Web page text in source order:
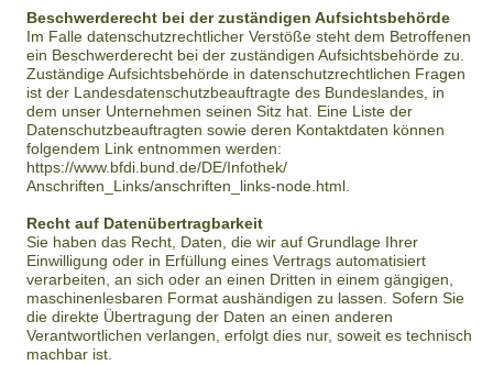
Beschwerderecht bei der zuständigen Aufsichtsbehörde
Im Falle datenschutzrechtlicher Verstöße steht dem Betroffenen
ein Beschwerderecht bei der zuständigen Aufsichtsbehörde zu.
Zuständige Aufsichtsbehörde in datenschutzrechtlichen Fragen
ist der Landesdatenschutzbeauftragte des Bundeslandes, in
dem unser Unternehmen seinen Sitz hat. Eine Liste der
Datenschutzbeauftragten sowie deren Kontaktdaten können
folgendem Link entnommen werden:
https://www.bfdi.bund.de/DE/Infothek/
Anschriften_Links/anschriften_links-node.html.
Recht auf Datenübertragbarkeit
Sie haben das Recht, Daten, die wir auf Grundlage Ihrer
Einwilligung oder in Erfüllung eines Vertrags automatisiert
verarbeiten, an sich oder an einen Dritten in einem gängigen,
maschinenlesbaren Format aushändigen zu lassen. Sofern Sie
die direkte Übertragung der Daten an einen anderen
Verantwortlichen verlangen, erfolgt dies nur, soweit es technisch
machbar ist.